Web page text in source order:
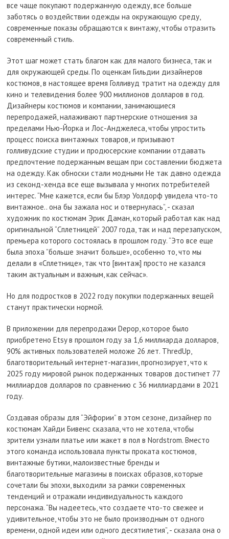
все чаще покупают подержанную одежду, все больше
заботясь о воздействии одежды на окружающую среду,
современные показы обращаются к винтажу, чтобы отразить
современный стиль.
Этот шаг может стать благом как для малого бизнеса, так и
для окружающей среды. По оценкам Гильдии дизайнеров
костюмов, в настоящее время Голливуд тратит на одежду для
кино и телевидения более 900 миллионов долларов в год.
Дизайнеры костюмов и компании, занимающиеся
перепродажей, налаживают партнерские отношения за
пределами Нью-Йорка и Лос-Анджелеса, чтобы упростить
процесс поиска винтажных товаров, и призывают
голливудские студии и продюсерские компании отдавать
предпочтение подержанным вещам при составлении бюджета
на одежду. Как обноски стали модными Не так давно одежда
из секонд-хенда все еще вызывала у многих потребителей
интерес. “Мне кажется, если бы Блэр Уолдорф увидела что-то
винтажное.. она бы зажала нос и отвернулась”, - сказал
художник по костюмам Эрик Даман, который работал как над
оригинальной “Сплетницей” 2007 года, так и над перезапуском,
премьера которого состоялась в прошлом году. “Это все еще
была эпоха ”больше значит больше», особенно то, что мы
делали в «Сплетнице», так что [винтаж] просто не казался
таким актуальным и важным, как сейчас».
Но для подростков в 2022 году покупки подержанных вещей
станут практически нормой.
В приложении для перепродажи Depop, которое было
приобретено Etsy в прошлом году за 1,6 миллиарда долларов,
90% активных пользователей моложе 26 лет. ThredUp,
благотворительный интернет-магазин, прогнозирует, что к
2025 году мировой рынок подержанных товаров достигнет 77
миллиардов долларов по сравнению с 36 миллиардами в 2021
году.
Создавая образы для “Эйфории” в этом сезоне, дизайнер по
костюмам Хайди Бивенс сказала, что не хотела, чтобы
зрители узнали платье или жакет в пол в Nordstrom. Вместо
этого команда использовала пункты проката костюмов,
винтажные бутики, малоизвестные бренды и
благотворительные магазины в поисках образов, которые
сочетали бы эпохи, выходили за рамки современных
тенденций и отражали индивидуальность каждого
персонажа. “Вы надеетесь, что создаете что-то свежее и
удивительное, чтобы это не было производным от одного
времени, одной идеи или одного десятилетия”, - сказала она о